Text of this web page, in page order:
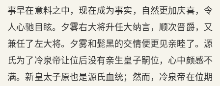
事早在意料之中，现在成为事实，自然更加庆喜，令
人心驰目眩。夕雾右大将升任大纳言，顺次晋爵，又
兼任了左大将。夕雾和髭黑的交情便更见亲睦了。源
氏为了冷泉帝让位后没有亲生皇子嗣位，心中颇感不
满。新皇太子原也是源氏血统；然而，冷泉帝在位期